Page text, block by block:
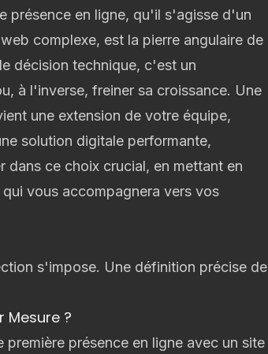
présence en ligne, qu'il s'agisse d'un
complexe, est la pierre angulaire de
décision technique, c'est un
à l'inverse, freiner sa croissance. Une
une extension de votre équipe,
solution digitale performante,
dans ce choix crucial, en mettant en
vous accompagnera vers vos
s'impose. Une définition précise de
Mesure ?
présence en ligne avec un site